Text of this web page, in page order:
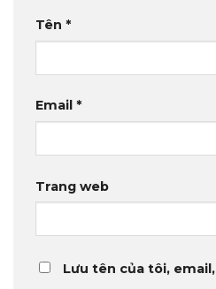
Tên *
Email *
Trang web
Lưu tên của tôi,